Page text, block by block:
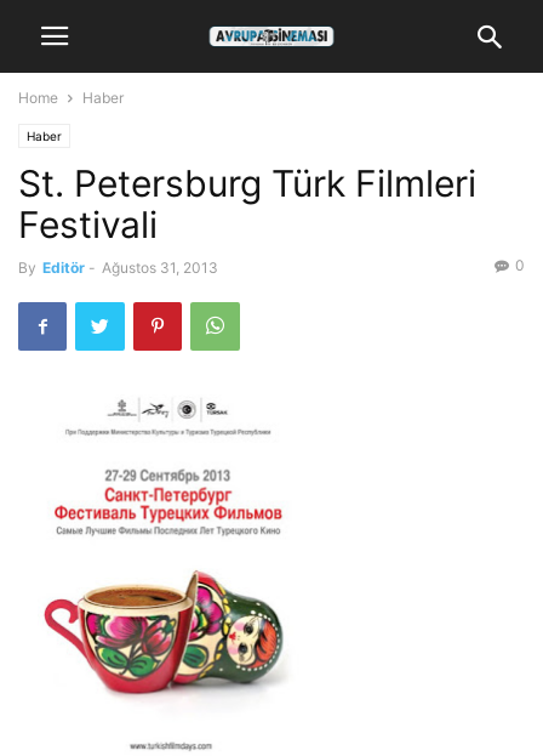
Home Haber
Haber
St. Petersburg Türk Filmleri
Festivali
By Editör - Ağustos 31, 2013 0